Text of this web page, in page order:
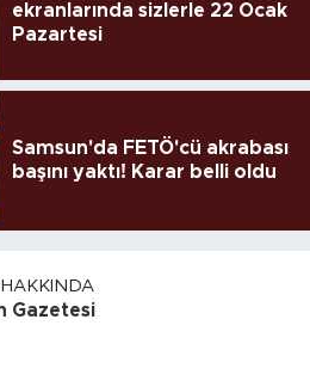
ekranlarında sizlerle 22 Ocak
Pazartesi
Samsun'da FETÖ'cü akrabası
başını yaktı! Karar belli oldu
HAKKINDA
Gazetesi